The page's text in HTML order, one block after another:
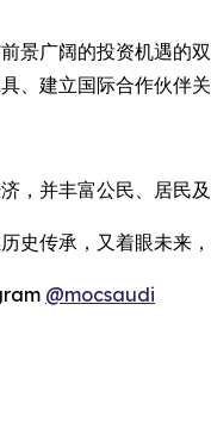
景广阔的投资机遇的
建立国际合作伙伴
，并丰富公民、居民及
传承，又着眼未来
@mocsaudi